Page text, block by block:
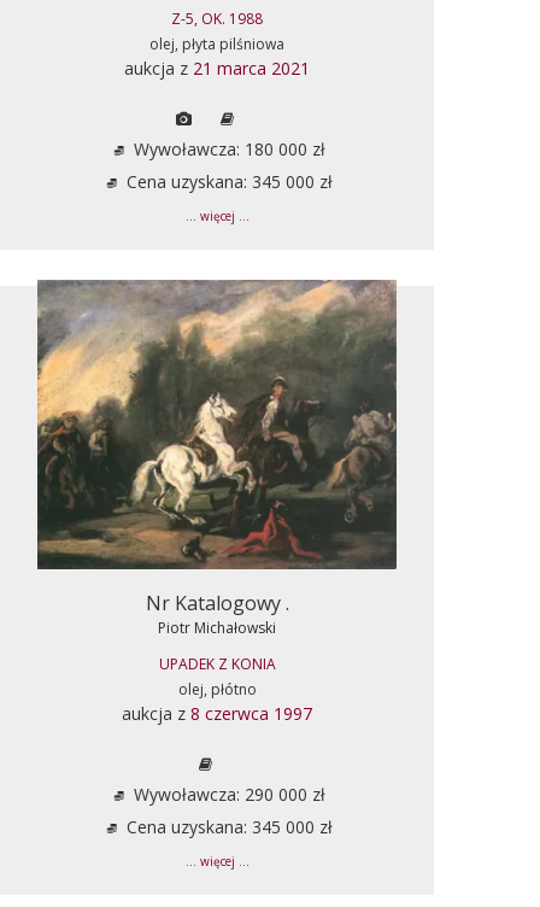
Z-5, OK. 1988
olej, płyta pilśniowa
aukcja z 21 marca 2021
Wywoławcza: 180 000 zł
Cena uzyskana: 345 000 zł
... więcej ...
Nr Katalogowy .
Piotr Michałowski
UPADEK Z KONIA
olej, płótno
aukcja z 8 czerwca 1997
Wywoławcza: 290 000 zł
Cena uzyskana: 345 000 zł
... więcej ...